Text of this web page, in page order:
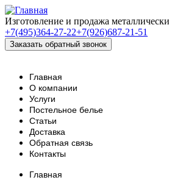
Изготовление и продажа
+7(495)364-27-22+7(926)687-21-51
Главная
О компании
Услуги
Постельное белье
Статьи
Доставка
Обратная связь
Контакты
Главная